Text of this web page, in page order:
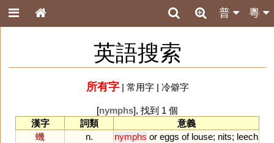
粵
普
英語搜索
所有字| 常用字| 冷僻字
[nymphs], 找到 1 個
漢字
詞類
意義
蟣
n. nymphs or eggs of louse; nits; leech